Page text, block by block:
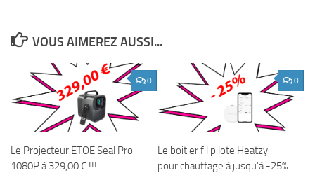
VOUS AIMEREZ AUSSI...
0
Le Projecteur ETOE Seal Pro
1080P à 329,00 € !!!
0
Le boitier fil pilote Heatzy
pour chauffage à jusqu’à -25%